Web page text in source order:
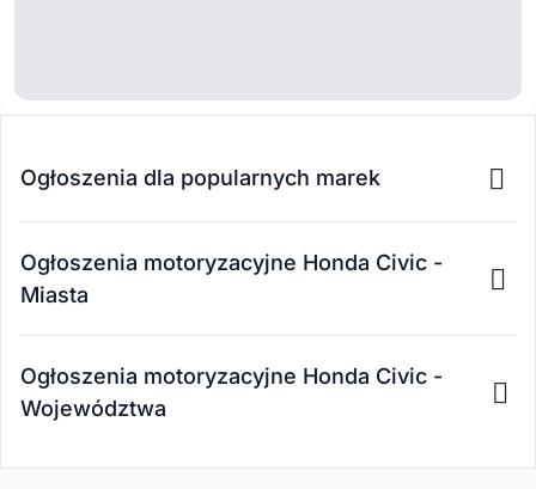
Ogłoszenia dla popularnych marek
Ogłoszenia motoryzacyjne Honda Civic -
Miasta
Ogłoszenia motoryzacyjne Honda Civic -
Województwa